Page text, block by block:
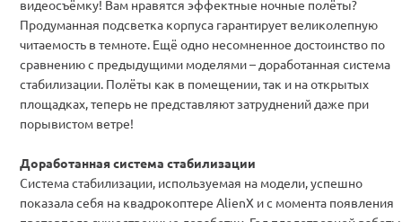
видеосъёмку! Вам нравятся эффектные ночные полёты?
Продуманная подсветка корпуса гарантирует великолепную
читаемость в темноте. Ещё одно несомненное достоинство по
сравнению с предыдущими моделями – доработанная система
стабилизации. Полёты как в помещении, так и на открытых
площадках, теперь не представляют затруднений даже при
порывистом ветре!
Доработанная система стабилизации
Система стабилизации, используемая на модели, успешно
показала себя на квадрокоптере AlienX и с момента появления